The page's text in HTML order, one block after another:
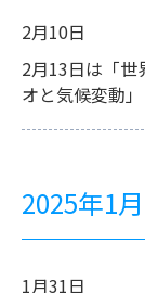
2月10日
2月13日は「世
オと気候変動」
2025年1
1月31日